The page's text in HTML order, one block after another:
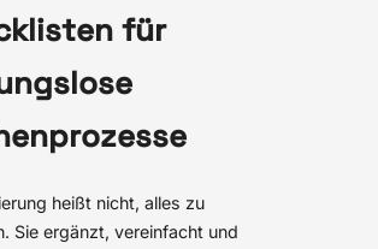
für
heißt nicht, alles zu
Sie ergänzt, vereinfacht und